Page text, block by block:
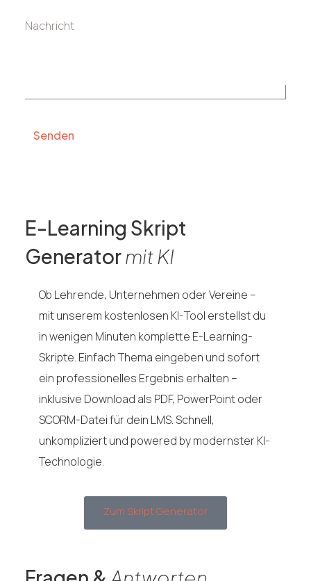
Nachricht
Senden
E-Learning Skript
Generatormit KI
Ob Lehrende, Unternehmen oder Vereine –
mit unserem kostenlosen KI-Tool erstellst du
in wenigen Minuten komplette E-Learning-
Skripte. Einfach Thema eingeben und sofort
ein professionelles Ergebnis erhalten –
inklusive Download als PDF, PowerPoint oder
SCORM-Datei für dein LMS. Schnell,
unkompliziert und powered by modernster KI-
Technologie.
Zum Skript Generator